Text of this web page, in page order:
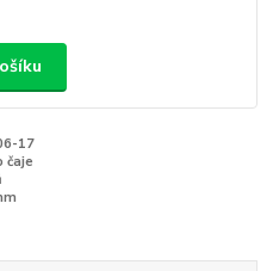
17
čaje